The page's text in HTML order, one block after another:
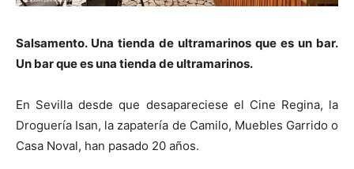
Salsamento. Una tienda de ultramarinos que es un bar.
Un bar que es una tienda de ultramarinos.
En Sevilla desde que desapareciese el Cine Regina, la
Droguería Isan, la zapatería de Camilo, Muebles Garrido o
Casa Noval, han pasado 20 años.